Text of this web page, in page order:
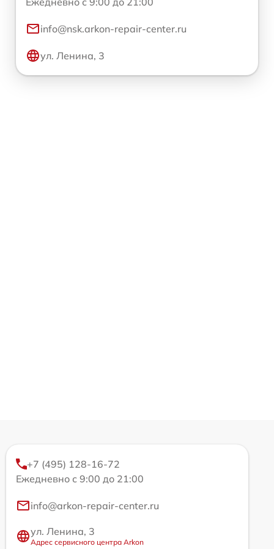
info@nsk.arkon-repair-center.ru
ул. Ленина, 3
+7 (495) 128-16-72
Ежедневно с 9:00 до 21:00
info@arkon-repair-center.ru
ул. Ленина, 3
Адрес сервисного центра Arkon